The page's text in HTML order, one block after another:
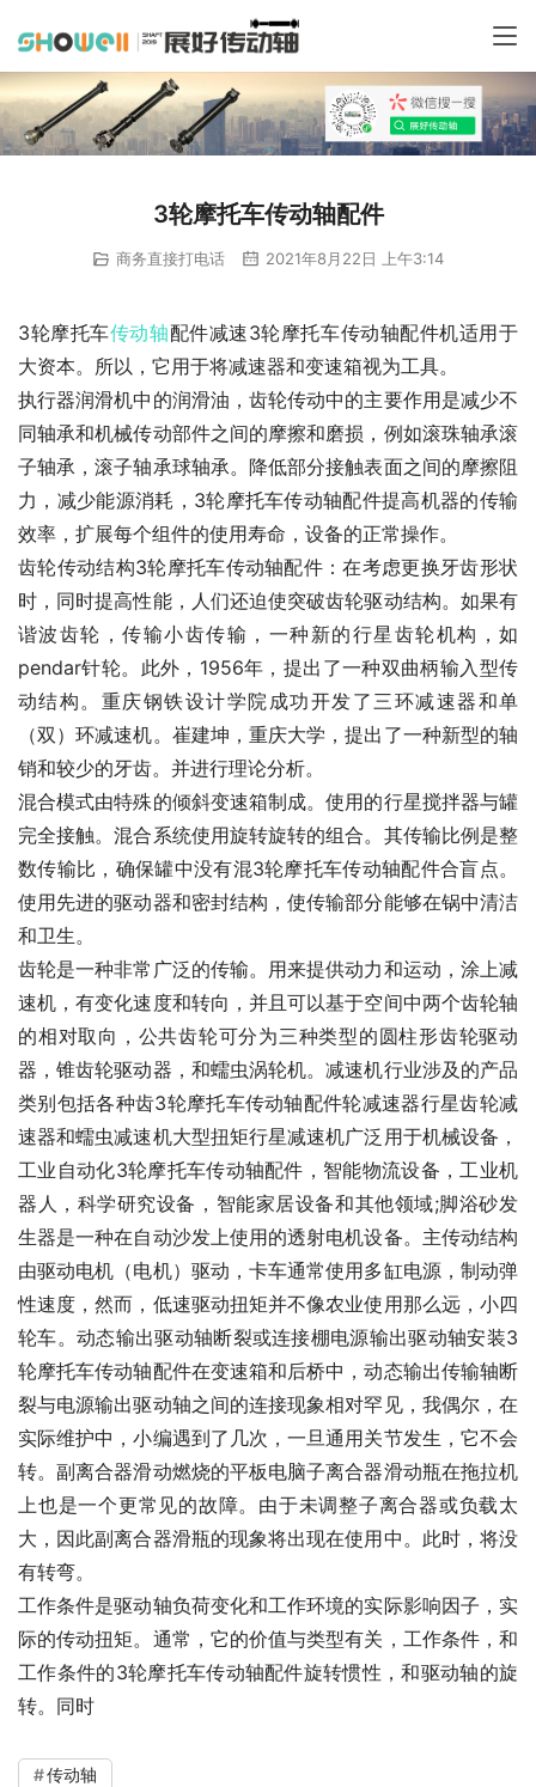
3轮摩托车传动轴配件
商务直接打电话 2021年8月22日 上午3:14
3轮摩托车传动轴配件减速3轮摩托车传动轴配件机适用于
大资本。所以，它用于将减速器和变速箱视为工具。
执行器润滑机中的润滑油，齿轮传动中的主要作用是减少不
同轴承和机械传动部件之间的摩擦和磨损，例如滚珠轴承滚
子轴承，滚子轴承球轴承。降低部分接触表面之间的摩擦阻
力，减少能源消耗，3轮摩托车传动轴配件提高机器的传输
效率，扩展每个组件的使用寿命，设备的正常操作。
齿轮传动结构3轮摩托车传动轴配件：在考虑更换牙齿形状
时，同时提高性能，人们还迫使突破齿轮驱动结构。如果有
谐波齿轮，传输小齿传输，一种新的行星齿轮机构，如
pendar针轮。此外，1956年，提出了一种双曲柄输入型传
动结构。重庆钢铁设计学院成功开发了三环减速器和单
（双）环减速机。崔建坤，重庆大学，提出了一种新型的轴
销和较少的牙齿。并进行理论分析。
混合模式由特殊的倾斜变速箱制成。使用的行星搅拌器与罐
完全接触。混合系统使用旋转旋转的组合。其传输比例是整
数传输比，确保罐中没有混3轮摩托车传动轴配件合盲点。
使用先进的驱动器和密封结构，使传输部分能够在锅中清洁
和卫生。
齿轮是一种非常广泛的传输。用来提供动力和运动，涂上减
速机，有变化速度和转向，并且可以基于空间中两个齿轮轴
的相对取向，公共齿轮可分为三种类型的圆柱形齿轮驱动
器，锥齿轮驱动器，和蠕虫涡轮机。减速机行业涉及的产品
类别包括各种齿3轮摩托车传动轴配件轮减速器行星齿轮减
速器和蠕虫减速机大型扭矩行星减速机广泛用于机械设备，
工业自动化3轮摩托车传动轴配件，智能物流设备，工业机
器人，科学研究设备，智能家居设备和其他领域;脚浴砂发
生器是一种在自动沙发上使用的透射电机设备。主传动结构
由驱动电机（电机）驱动，卡车通常使用多缸电源，制动弹
性速度，然而，低速驱动扭矩并不像农业使用那么远，小四
轮车。动态输出驱动轴断裂或连接棚电源输出驱动轴安装3
轮摩托车传动轴配件在变速箱和后桥中，动态输出传输轴断
裂与电源输出驱动轴之间的连接现象相对罕见，我偶尔，在
实际维护中，小编遇到了几次，一旦通用关节发生，它不会
转。副离合器滑动燃烧的平板电脑子离合器滑动瓶在拖拉机
上也是一个更常见的故障。由于未调整子离合器或负载太
大，因此副离合器滑瓶的现象将出现在使用中。此时，将没
有转弯。
工作条件是驱动轴负荷变化和工作环境的实际影响因子，实
际的传动扭矩。通常，它的价值与类型有关，工作条件，和
工作条件的3轮摩托车传动轴配件旋转惯性，和驱动轴的旋
转。同时
传动轴